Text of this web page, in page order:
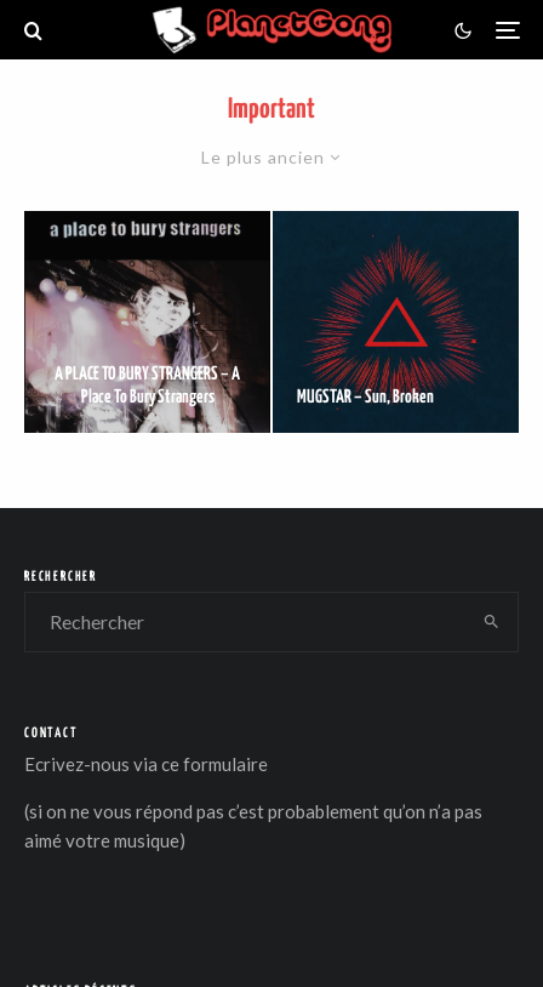
Important
Le plus ancien
A PLACE TO BURY STRANGERS – A
Place To Bury Strangers
MUGSTAR – Sun, Broken
RECHERCHER
CONTACT
Ecrivez-nous via ce formulaire
(si on ne vous répond pas c’est probablement qu’on n’a pas
aimé votre musique)